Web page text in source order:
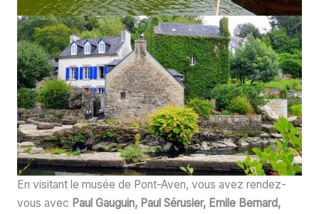
En visitant le musée de Pont-Aven, vous avez rendez-
vous avec Paul Gauguin, Paul Sérusier, Emile Bernard,